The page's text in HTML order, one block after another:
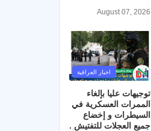
August 07, 2026
اخبار العراقية
توجيهات عليا بإلغاء
الممرات العسكرية في
السيطرات و إخضاع
جميع العجلات للتفتيش .